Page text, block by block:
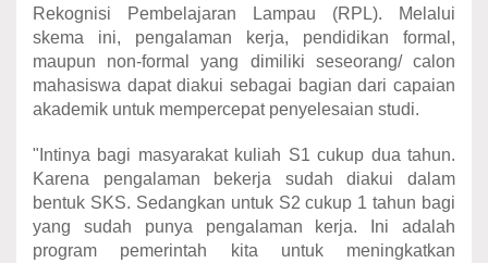
Rekognisi Pembelajaran Lampau (RPL). Melalui
skema ini, pengalaman kerja, pendidikan formal,
maupun non-formal yang dimiliki seseorang/ calon
mahasiswa dapat diakui sebagai bagian dari capaian
akademik untuk mempercepat penyelesaian studi.
"Intinya bagi masyarakat kuliah S1 cukup dua tahun.
Karena pengalaman bekerja sudah diakui dalam
bentuk SKS. Sedangkan untuk S2 cukup 1 tahun bagi
yang sudah punya pengalaman kerja. Ini adalah
program pemerintah kita untuk meningkatkan